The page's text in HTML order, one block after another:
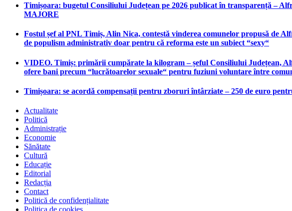
Timișoara: bugetul Consiliului Județean pe 2026 publicat în transparență –
MAJORE
Fostul șef al PNL Timiș, Alin Nica, contestă vinderea comunelor propusă de
de populism administrativ doar pentru că reforma este un subiect “sexy“
VIDEO. Timiș: primării cumpărate la kilogram – șeful Consiliului Județean,
ofere bani precum “lucrătoarelor sexuale“ pentru fuziuni voluntare între
Timișoara: se acordă compensații pentru zboruri întârziate – 250 de euro
Actualitate
Politică
Administrație
Economie
Sănătate
Cultură
Educație
Editorial
Redacția
Contact
Politică de confidențialitate